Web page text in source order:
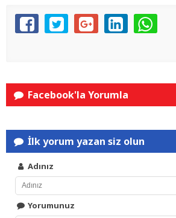
Facebook'la Yorumla
İlk yorum yazan siz olun
Adınız
Yorumunuz